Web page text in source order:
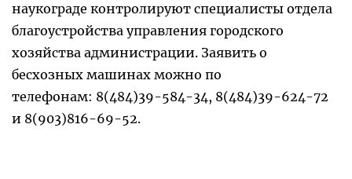
наукограде контролируют специалисты отдела
благоустройства управления городского
хозяйства администрации. Заявить о
бесхозных машинах можно по
телефонам: 8(484)39-584-34, 8(484)39-624-72
и 8(903)816-69-52.